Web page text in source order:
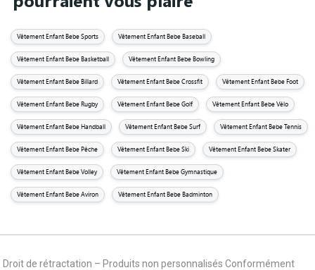
Vêtement Enfant Bebe Sports Vêtement Enfant Bebe Baseball
Vêtement Enfant Bebe Basketball Vêtement Enfant Bebe Bowling
Vêtement Enfant Bebe Billard Vêtement Enfant Bebe Crossfit Vêtement Enfant Bebe Foot
Vêtement Enfant Bebe Rugby Vêtement Enfant Bebe Golf Vêtement Enfant Bebe Vélo
Vêtement Enfant Bebe Handball Vêtement Enfant Bebe Surf Vêtement Enfant Bebe Tennis
Vêtement Enfant Bebe Pêche Vêtement Enfant Bebe Ski Vêtement Enfant Bebe Skater
Vêtement Enfant Bebe Volley Vêtement Enfant Bebe Gymnastique
Vêtement Enfant Bebe Aviron Vêtement Enfant Bebe Badminton
Droit de rétractation – Produits non personnalisés Conformément